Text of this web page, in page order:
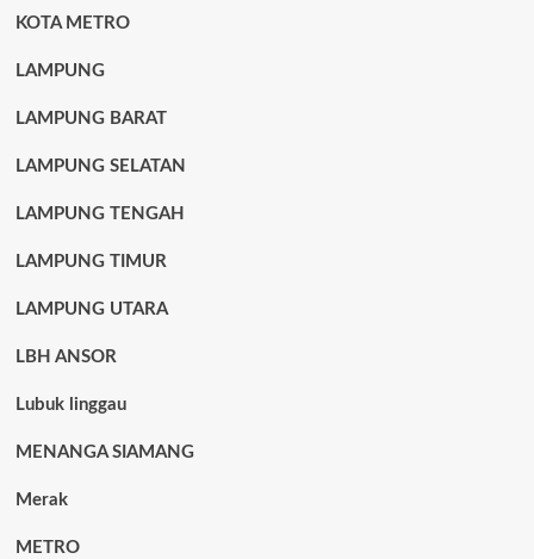
KOTA METRO
LAMPUNG
LAMPUNG BARAT
LAMPUNG SELATAN
LAMPUNG TENGAH
LAMPUNG TIMUR
LAMPUNG UTARA
LBH ANSOR
Lubuk linggau
MENANGA SIAMANG
Merak
METRO